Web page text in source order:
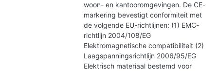
woon- en kantooromgevingen. De CE-
markering bevestigt conformiteit met
de volgende EU-richtlijnen: (1) EMC-
richtlijn 2004/108/EG
Elektromagnetische compatibiliteit (2)
Laagspanningsrichtlijn 2006/95/EG
Elektrisch materiaal bestemd voor